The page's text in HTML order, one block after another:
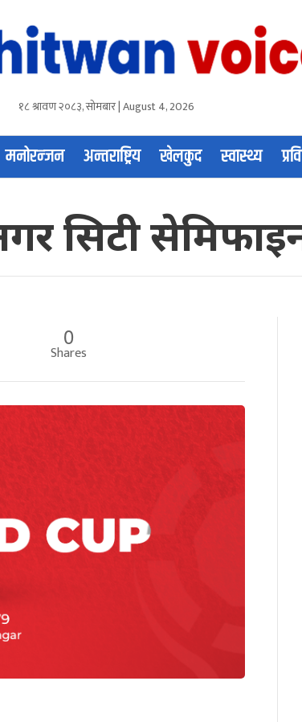
१८ श्रावण २०८३, सोमबार | August 4, 2026
मनोरन्जन अन्तराष्ट्रिय खेलकुद स्वास्थ्य
सिटी
0
Shares